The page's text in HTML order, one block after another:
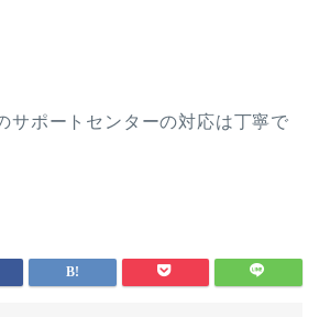
サポートセンターの対応は丁寧で